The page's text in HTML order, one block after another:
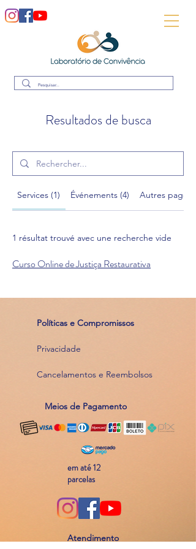
Resultados de busca
Services (1) Événements (4) Autres pages
1 résultat trouvé avec une recherche vide
Curso Online de Justiça Restaurativa
Políticas e Compromissos
Privacidade
Cancelamentos e Reembolsos
Meios de Pagamento
em até 12
parcelas
Atendimento